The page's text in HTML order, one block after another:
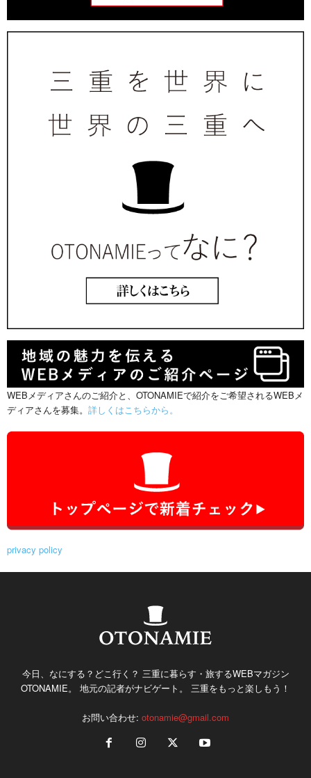
WEBメディアさんのご紹介と、OTONAMIEで紹介をご希望されるWEBメ
ディアさんを募集。 詳しくはこちらから。
privacy policy
今日、なにする？どこ行く？ 三重に暮らす・旅するWEBマガジン
OTONAMIE。 地元の記者がナビゲート。 三重をもっと楽しもう！
お問い合わせ: otonamie@gmail.com